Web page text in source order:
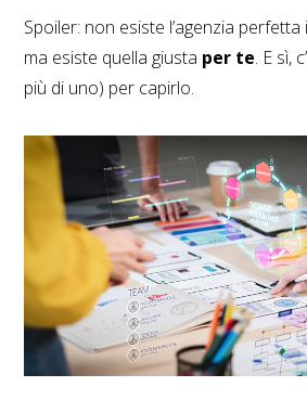
Spoiler: non esiste l’agenzia
ma esiste quella giusta per te. E sì,
più di uno) per capirlo.